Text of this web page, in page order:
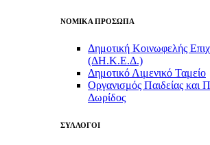
ΝΟΜΙΚΑ ΠΡΟΣΩΠΑ
Δημοτική Κοινωφελής
(ΔΗ.Κ.Ε.Δ.)
Δημοτικό Λιμενικό Ταμείο
Οργανισμός Παιδείας και
Δωρίδος
ΣΥΛΛΟΓΟΙ